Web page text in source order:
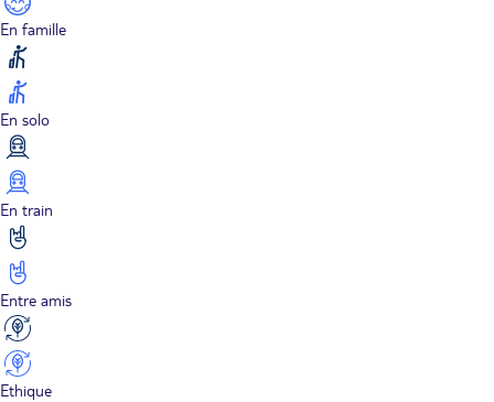
En famille
En solo
En train
Entre amis
Ethique